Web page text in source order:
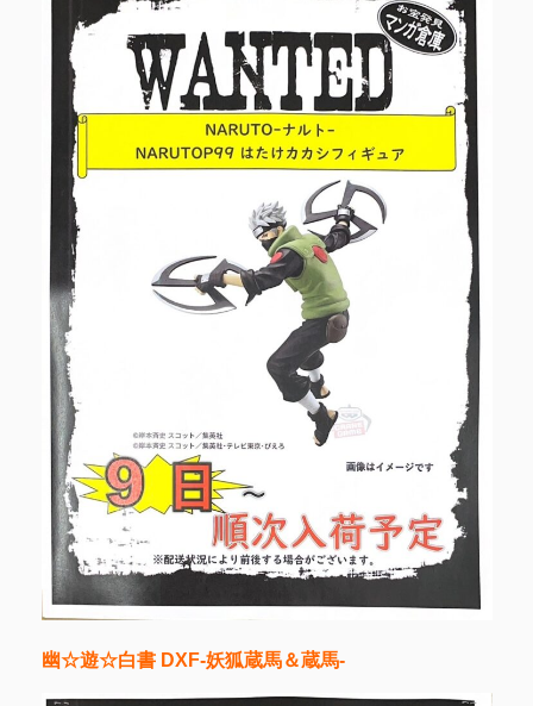
幽☆遊☆白書 DXF-妖狐蔵馬＆蔵馬-